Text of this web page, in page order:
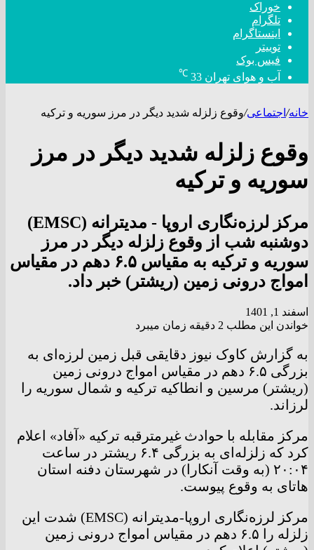
خوراک
تلگرام
اینستاگرام
توییتر
فیس بوک
آب و هوای تهران 33
℃
خانه/ اجتماعی/وقوع زلزله شدید دیگر در مرز سوریه و ترکیه
وقوع زلزله شدید دیگر در مرز
سوریه و ترکیه
مرکز لرزه‌نگاری اروپا - مدیترانه (EMSC)
دوشنبه شب از وقوع زلزله دیگر در مرز
سوریه و ترکیه به مقیاس ۶.۵ دهم در مقیاس
امواج درونی زمین (ریشتر) خبر داد.
اسفند 1, 1401
خواندن این مطلب 2 دقیقه زمان میبرد
به گزارش کاوک نیوز دقایقی قبل زمین لرزه‌ای به
بزرگی ۶.۵ دهم در مقیاس امواج درونی زمین
(ریشتر) مرسین و انطاکیه ترکیه و شمال سوریه را
لرزاند.
مرکز مقابله با حوادث غیرمترقبه ترکیه «آفاد» اعلام
کرد که زلزله‌ای به بزرگی ۶.۴ ریشتر در ساعت
۲۰:۰۴ (به وقت آنکارا) در شهرستان دفنه استان
هاتای به وقوع پیوست.
مرکز لرزه‌نگاری اروپا-مدیترانه (EMSC) شدت این
زلزله را ۶.۵ دهم در مقیاس امواج درونی زمین